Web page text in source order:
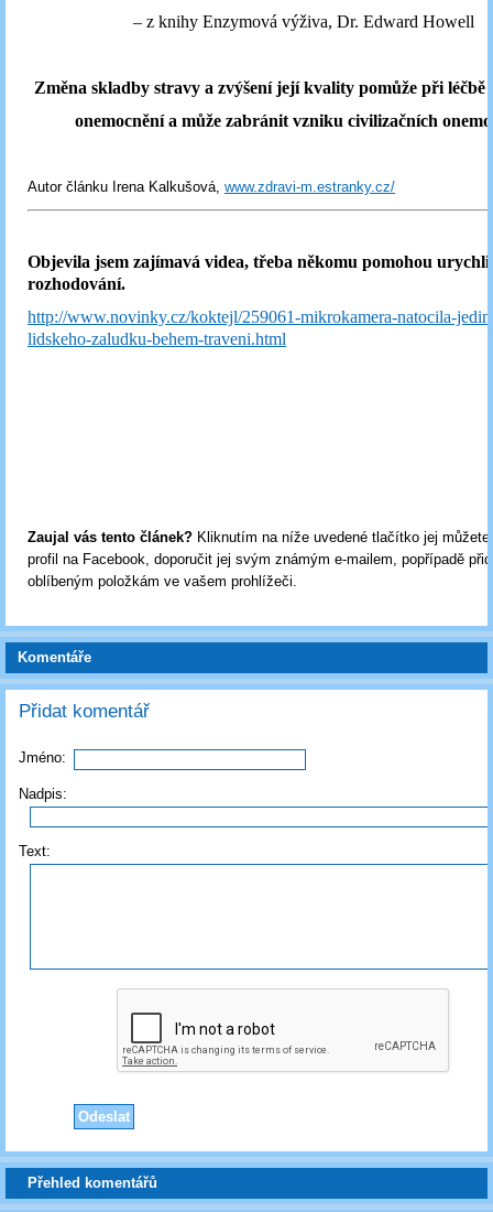
– z knihy Enzymová výživa, Dr. Edward Howell
Změna skladby stravy a zvýšení její kvality pomůže při léčbě
onemocnění a může zabránit vzniku civilizačních
Autor článku Irena Kalkušová, www.zdravi-m.estranky.cz/
Objevila jsem zajímavá videa, třeba někomu pomohou
rozhodování.
http://www.novinky.cz/koktejl/259061-mikrokamera-natocila-
lidskeho-zaludku-behem-traveni.html
Zaujal vás tento článek? Kliknutím na níže uvedené tlačítko jej
profil na Facebook, doporučit jej svým známým e-mailem, popřípadě
oblíbeným položkám ve vašem prohlížeči.
Komentáře
Přidat komentář
Jméno:
Nadpis:
Text:
Přehled komentářů